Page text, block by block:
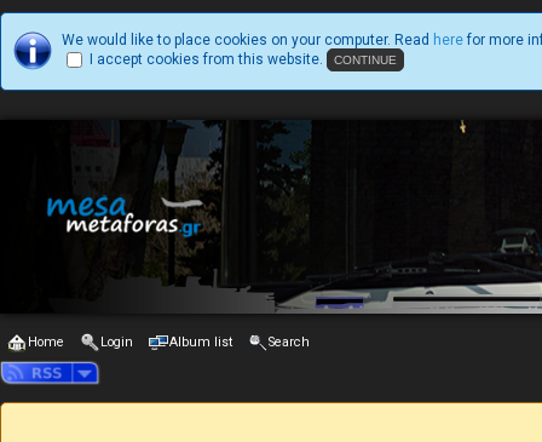
We would like to place cookies on your computer. Read here for more
I accept cookies from this website.
Home Login Album list Search